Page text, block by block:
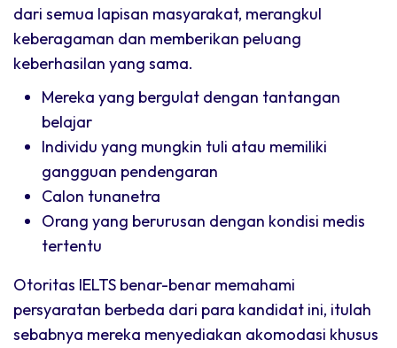
dari semua lapisan masyarakat, merangkul
keberagaman dan memberikan peluang
keberhasilan yang sama.
Mereka yang bergulat dengan tantangan
belajar
Individu yang mungkin tuli atau memiliki
gangguan pendengaran
Calon tunanetra
Orang yang berurusan dengan kondisi medis
tertentu
Otoritas IELTS benar-benar memahami
persyaratan berbeda dari para kandidat ini, itulah
sebabnya mereka menyediakan akomodasi khusus